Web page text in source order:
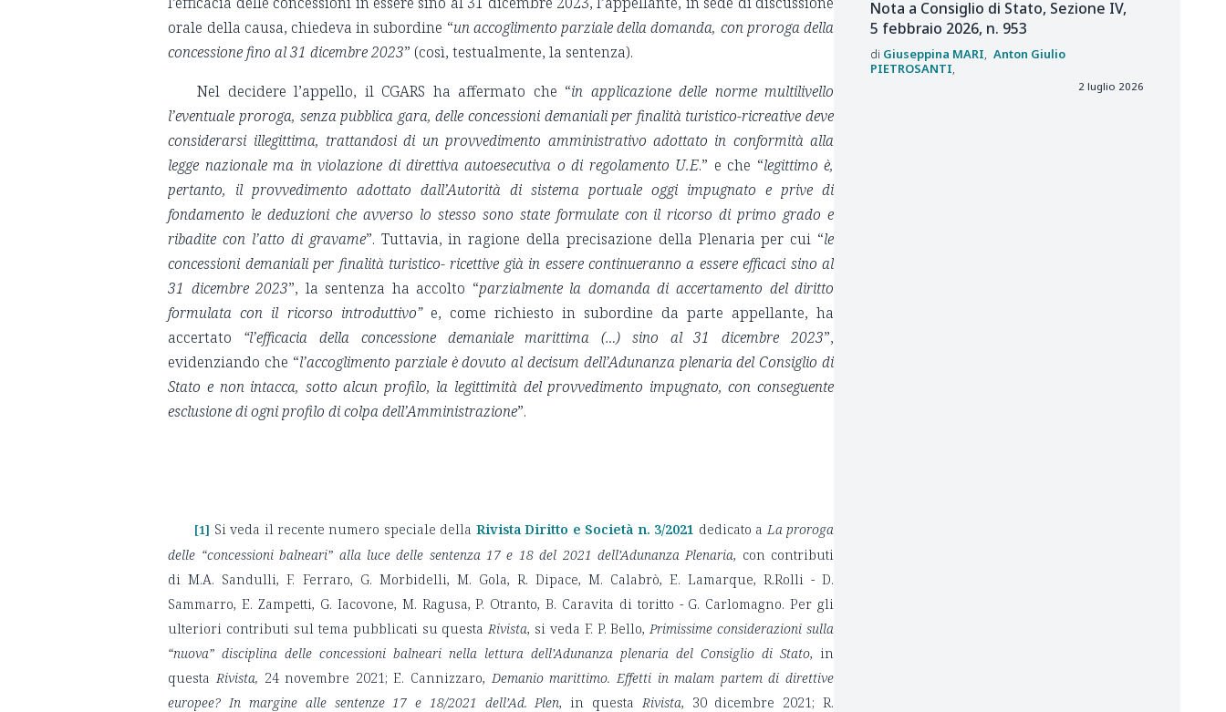
orale della causa, chiedeva in subordine “un accoglimento parziale della domanda, con proroga della
concessione fino al 31 dicembre 2023” (così, testualmente, la sentenza).
Nel decidere l’appello, il CGARS ha affermato che “in applicazione delle norme multilivello
l’eventuale proroga, senza pubblica gara, delle concessioni demaniali per finalità turistico-ricreative deve
considerarsi illegittima, trattandosi di un provvedimento amministrativo adottato in conformità alla
legge nazionale ma in violazione di direttiva autoesecutiva o di regolamento U.E.” e che “legittimo è,
pertanto, il provvedimento adottato dall’Autorità di sistema portuale oggi impugnato e prive di
fondamento le deduzioni che avverso lo stesso sono state formulate con il ricorso di primo grado e
ribadite con l’atto di gravame”. Tuttavia, in ragione della precisazione della Plenaria per cui “le
concessioni demaniali per finalità turistico- ricettive già in essere continueranno a essere efficaci sino al
31 dicembre 2023”, la sentenza ha accolto “parzialmente la domanda di accertamento del diritto
formulata con il ricorso introduttivo”e, come richiesto in subordine da parte appellante, ha
accertato “l’efficacia della concessione demaniale marittima (…) sino al 31 dicembre 2023”,
evidenziando che “l’accoglimento parziale è dovuto al decisum dell’Adunanza plenaria del Consiglio di
Stato e non intacca, sotto alcun profilo, la legittimità del provvedimento impugnato, con conseguente
esclusione di ogni profilo di colpa dell’Amministrazione”.
[1] Si veda il recente numero speciale della Rivista Diritto e Società n. 3/2021 dedicato a La proroga
delle “concessioni balneari” alla luce delle sentenza 17 e 18 del 2021 dell’Adunanza Plenaria, con contributi
di M.A. Sandulli, F. Ferraro, G. Morbidelli, M. Gola, R. Dipace, M. Calabrò, E. Lamarque, R.Rolli - D.
Sammarro, E. Zampetti, G. Iacovone, M. Ragusa, P. Otranto, B. Caravita di toritto - G. Carlomagno. Per gli
ulteriori contributi sul tema pubblicati su questaRivista, si veda F. P. Bello,Primissime considerazioni sulla
“nuova” disciplina delle concessioni balneari nella lettura dell’Adunanza plenaria del Consiglio di Stato, in
questaRivista, 24 novembre 2021; E. Cannizzaro, Demanio marittimo. Effetti in malam partem di direttive
europee? In margine alle sentenze 17 e 18/2021 dell’Ad. Plen, in questa Rivista, 30 dicembre 2021; R.
Nota a Consiglio di Stato, Sezione IV,
5 febbraio 2026, n. 953
Giuseppina MARI
Anton Giulio
PIETROSANTI
2 luglio 2026